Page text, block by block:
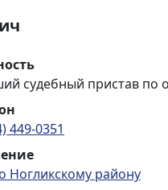
судебный пристав по
449-0351
Ногликскому району